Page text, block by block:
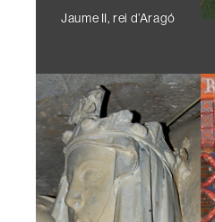
Jaume II, rei d’Aragó